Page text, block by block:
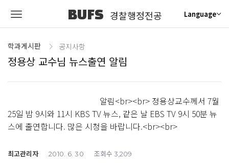
BUFS 경찰행정전공 Language
학과게시판 공지사항
정용상 교수님 뉴스출연 알림
알림<br><br> 정용상교수께서 7월
25일 밤 9시와 11시 KBS TV 뉴스, 같은 날 EBS TV 9시 50분 뉴
스에 출연합니다. 많은 시청을 바랍니다.<br><br>
최고관리자 2010. 6. 30 조회수 3,209